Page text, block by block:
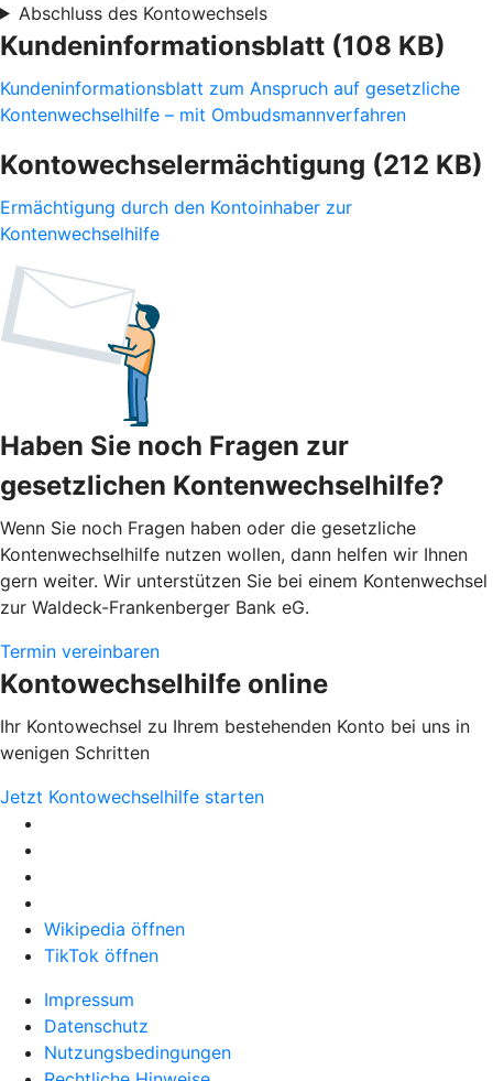
Abschluss des Kontowechsels
Kundeninformationsblatt (108 KB)
Kundeninformationsblatt zum Anspruch auf gesetzliche
Kontenwechselhilfe – mit Ombudsmannverfahren
Kontowechselermächtigung (212 KB)
Ermächtigung durch den Kontoinhaber zur
Kontenwechselhilfe
Haben Sie noch Fragen zur
gesetzlichen Kontenwechselhilfe?
Wenn Sie noch Fragen haben oder die gesetzliche
Kontenwechselhilfe nutzen wollen, dann helfen wir Ihnen
gern weiter. Wir unterstützen Sie bei einem Kontenwechsel
zur Waldeck-Frankenberger Bank eG.
Termin vereinbaren
Kontowechselhilfe online
Ihr Kontowechsel zu Ihrem bestehenden Konto bei uns in
wenigen Schritten
Jetzt Kontowechselhilfe starten
Wikipedia öffnen
TikTok öffnen
Impressum
Datenschutz
Nutzungsbedingungen